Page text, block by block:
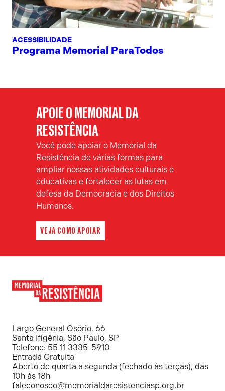
ACESSIBILIDADE
Programa Memorial ParaTodos
APOIE O MEMORIAL DA
RESISTÊNCIA
Você pode apoiar o Memorial da
Resistência de várias formas para
ampliar nossas atividades culturais e
educativas e fortalecer as lutas em
defesa da Democracia e dos Direitos
Humanos.
VEJA COMO APOIAR
Resistência
Largo General Osório, 66
Santa Ifigênia, São Paulo, SP
Telefone: 55 11 3335-5910
Entrada Gratuita
Aberto de quarta a segunda (fechado às terças), das
10h às 18h
faleconosco@memorialdaresistenciasp.org.br